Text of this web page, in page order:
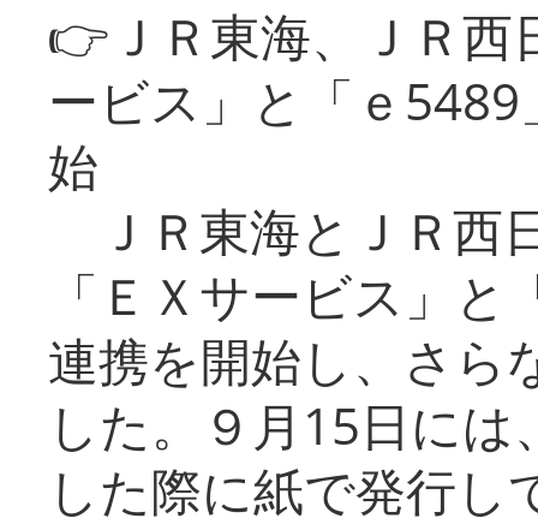
👉ＪＲ東海、ＪＲ
ービス」と「ｅ
始
ＪＲ東海とＪＲ西
「ＥＸサービス」
連携を開始し、さら
した。９月15日に
した際に紙で発行し